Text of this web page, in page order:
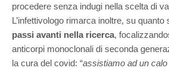
procedere senza indugi nella scelta di
L’infettivologo rimarca inoltre, su quanto
passi avanti nella ricerca,
anticorpi monoclonali di seconda
la cura del covid: “assistiamo ad un